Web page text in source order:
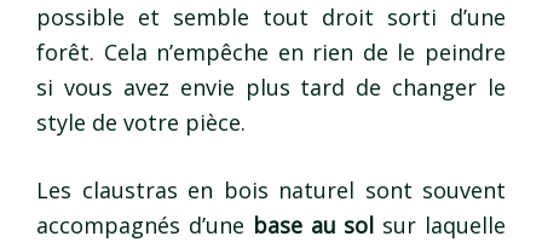
possible et semble tout droit sorti d’une
forêt. Cela n’empêche en rien de le peindre
si vous avez envie plus tard de changer le
style de votre pièce.
Les claustras en bois naturel sont souvent
accompagnés d’une base au sol sur laquelle